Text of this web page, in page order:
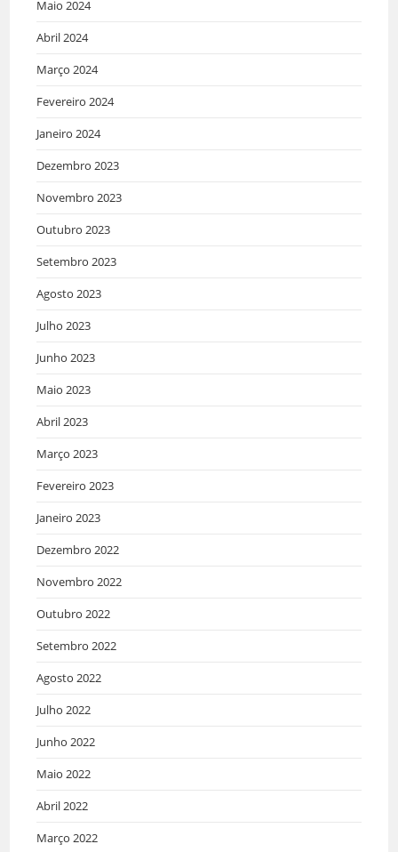
Maio 2024
Abril 2024
Março 2024
Fevereiro 2024
Janeiro 2024
Dezembro 2023
Novembro 2023
Outubro 2023
Setembro 2023
Agosto 2023
Julho 2023
Junho 2023
Maio 2023
Abril 2023
Março 2023
Fevereiro 2023
Janeiro 2023
Dezembro 2022
Novembro 2022
Outubro 2022
Setembro 2022
Agosto 2022
Julho 2022
Junho 2022
Maio 2022
Abril 2022
Março 2022